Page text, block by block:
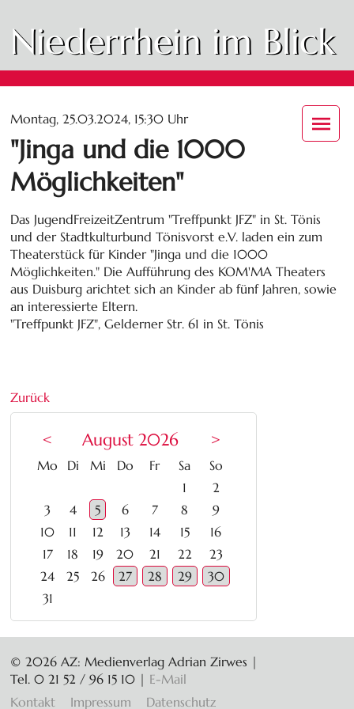
Niederrhein im Blick
Montag, 25.03.2024, 15:30 Uhr
"Jinga und die 1000
Möglichkeiten"
Das JugendFreizeitZentrum "Treffpunkt JFZ" in St. Tönis
und der Stadtkulturbund Tönisvorst e.V. laden ein zum
Theaterstück für Kinder "Jinga und die 1000
Möglichkeiten." Die Aufführung des KOM'MA Theaters
aus Duisburg arichtet sich an Kinder ab fünf Jahren, sowie
an interessierte Eltern.
"Treffpunkt JFZ", Gelderner Str. 61 in St. Tönis
Zurück
< August 2026 >
Mo ntag
Dienstag
Mittwoch
Donnerstag
Freitag
Samstag
Sonntag
1
2
3
4 5 6 7 8
9
10
11 12 13 14 15
16
17
18 19 20 21 22
23
24
25 26 27 28 29
30
31
© 2026 AZ: Medienverlag Adrian Zirwes |
Tel. 0 21 52 / 96 15 10 | E-Mail
Navigation
Kontakt Impressum Datenschutz